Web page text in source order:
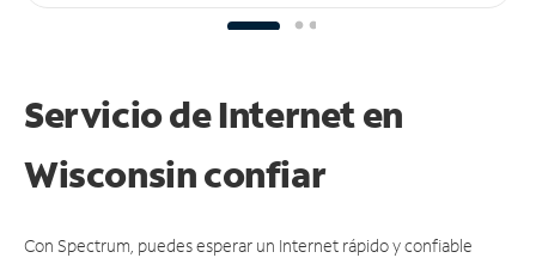
Servicio de Internet en
Wisconsinconfiar
Con Spectrum, puedes esperar un Internet rápido y confiable